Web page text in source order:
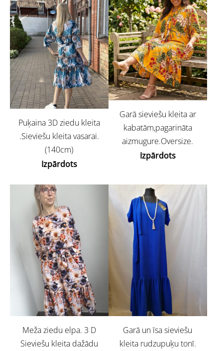
Puķaina 3D ziedu kleita
.Sieviešu kleita vasarai.
(140cm)
Izpārdots
Garā sieviešu kleita ar
kabatām,pagarināta
aizmugure.Oversize.
Izpārdots
Meža ziedu elpa. 3 D
Sieviešu kleita dažādu
Garā un īsa sieviešu
kleita rudzupuķu tonī.